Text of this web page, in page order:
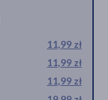
11,99 zł
11,99 zł
11,99 zł